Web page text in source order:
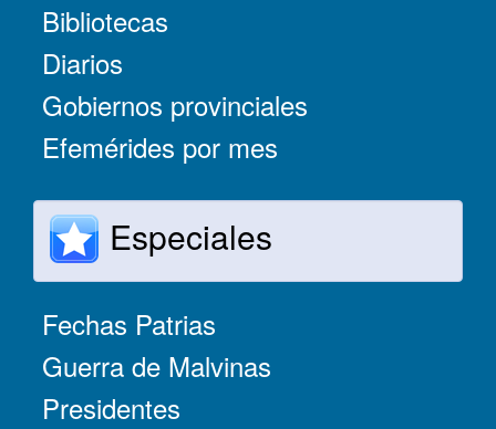
Bibliotecas
Diarios
Gobiernos provinciales
Efemérides por mes
Especiales
Fechas Patrias
Guerra de Malvinas
Presidentes